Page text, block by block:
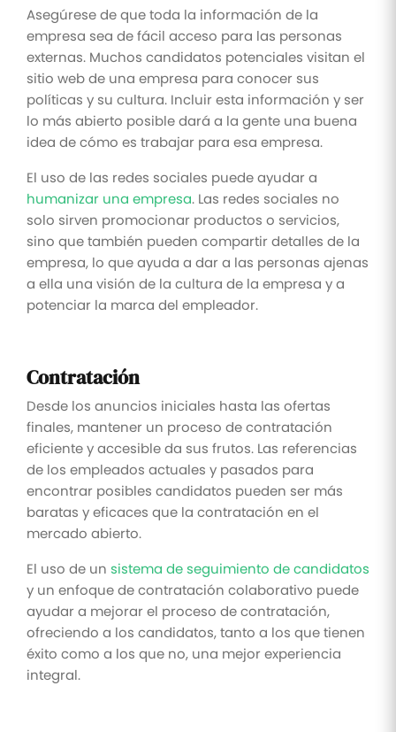
Asegúrese de que toda la información de la
empresa sea de fácil acceso para las personas
externas. Muchos candidatos potenciales visitan el
sitio web de una empresa para conocer sus
políticas y su cultura. Incluir esta información y ser
lo más abierto posible dará a la gente una buena
idea de cómo es trabajar para esa empresa.
El uso de las redes sociales puede ayudar a
humanizar una empresa. Las redes sociales no
solo sirven promocionar productos o servicios,
sino que también pueden compartir detalles de la
empresa, lo que ayuda a dar a las personas ajenas
a ella una visión de la cultura de la empresa y a
potenciar la marca del empleador.
Contratación
Desde los anuncios iniciales hasta las ofertas
finales, mantener un proceso de contratación
eficiente y accesible da sus frutos. Las referencias
de los empleados actuales y pasados para
encontrar posibles candidatos pueden ser más
baratas y eficaces que la contratación en el
mercado abierto.
El uso de un sistema de seguimiento de candidatos
y un enfoque de contratación colaborativo puede
ayudar a mejorar el proceso de contratación,
ofreciendo a los candidatos, tanto a los que tienen
éxito como a los que no, una mejor experiencia
integral.